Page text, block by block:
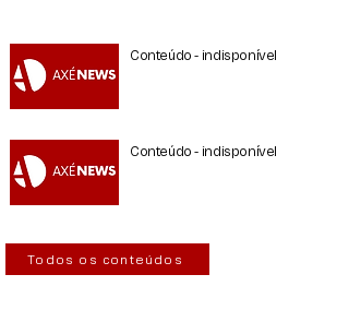
Conteúdo - indisponível
Conteúdo - indisponível
Todos os conteúdos